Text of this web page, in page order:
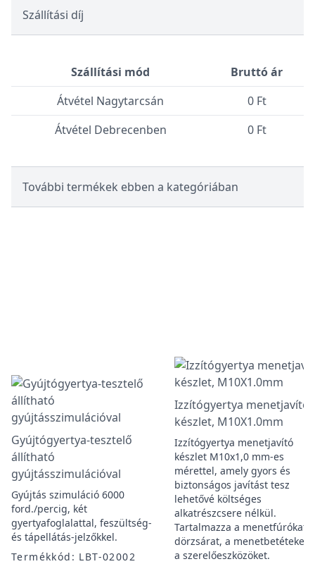
Szállítási díj
Szállítási mód
Bruttó ár
Átvétel Nagytarcsán
0 Ft
Átvétel Debrecenben
0 Ft
További termékek ebben a kategóriában
Gyújtógyertya-tesztelő
állítható
gyújtásszimulációval
Gyújtás szimuláció 6000
ford./percig, két
gyertyafoglalattal, feszültség-
és tápellátás-jelzőkkel.
Termékkód: LBT-02002
Izzítógyertya menetjavító
készlet, M10X1.0mm
Izzítógyertya menetjavító
készlet M10x1,0 mm-es
mérettel, amely gyors és
biztonságos javítást tesz
lehetővé költséges
alkatrészcsere nélkül.
Tartalmazza a menetfúrókat,
dörzsárat, a menetbetéteket
a szerelőeszközöket.